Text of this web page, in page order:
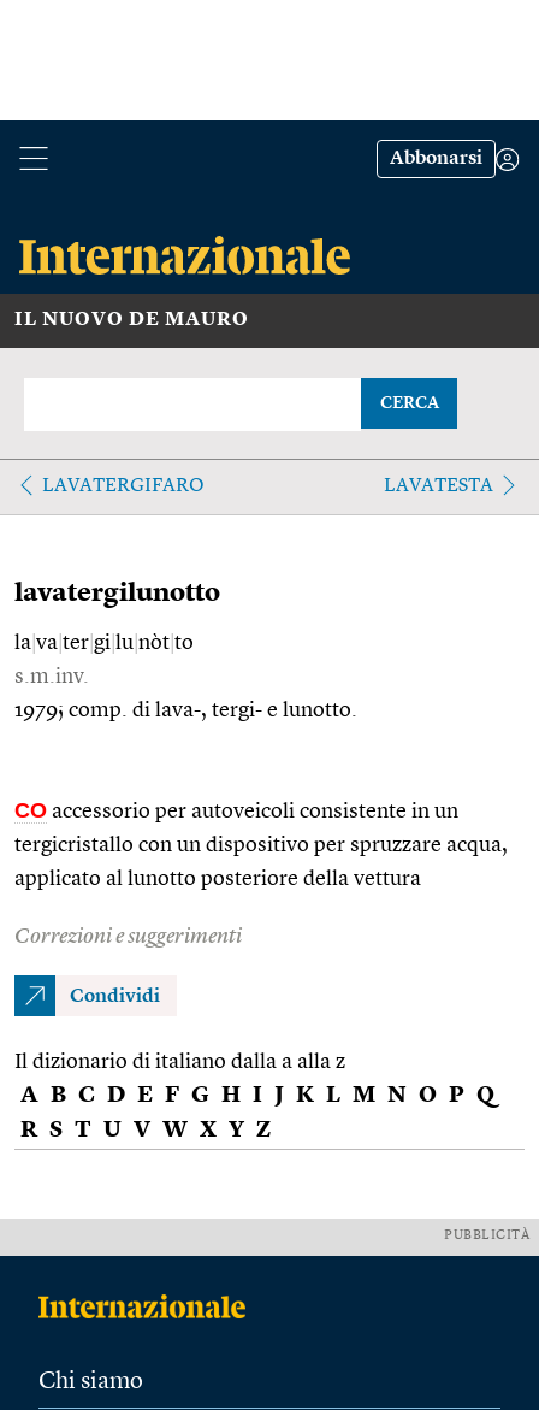
Abbonarsi
IL NUOVO DE MAURO
CERCA
LAVATERGIFARO LAVATESTA
lavatergilunotto
la va ter gi lu nòt to
s.m.inv.
1979; comp. di lava-, tergi- e lunotto.
CO accessorio per autoveicoli consistente in un
tergicristallo con un dispositivo per spruzzare acqua,
applicato al lunotto posteriore della vettura
Correzioni e suggerimenti
Condividi
Il dizionario di italiano dalla a alla z
A B C D E F G H I J K L M N O P Q
R S T U V W X Y Z
PUBBLICITÀ
Chi siamo